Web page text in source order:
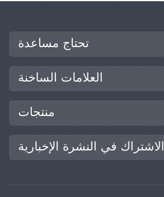
تحتاج مساعدة
العلامات الساخنة
منتجات
الاشتراك في النشرة الإخبارية